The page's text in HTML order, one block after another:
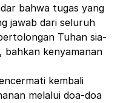
bahwa tugas yang
jawab dari seluruh
Tuhan sia-
bahkan kenyamanan
kembali
melalui doa-doa